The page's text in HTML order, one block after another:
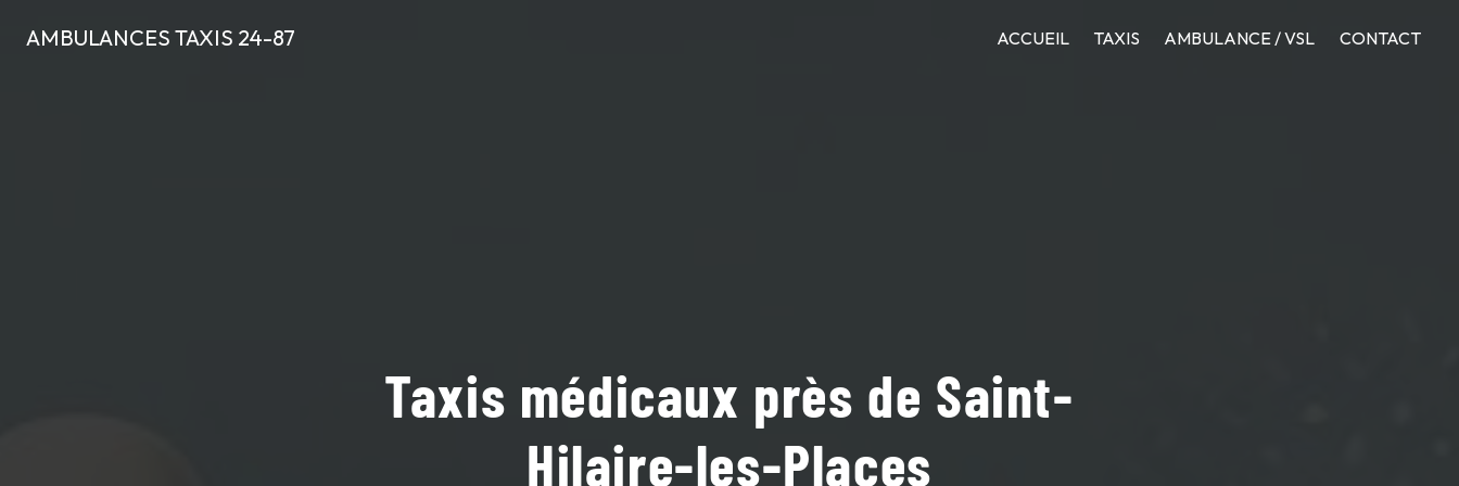
AMBULANCES TAXIS 24-87 ACCUEIL TAXIS AMBULANCE / VSL CONTACT
Taxis médicaux près de Saint-
Hilaire-les-Places